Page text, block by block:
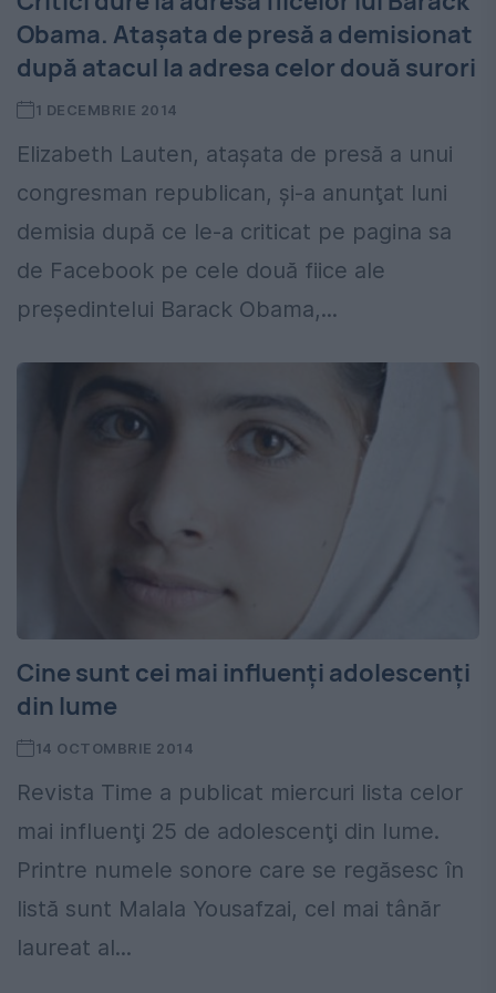
Obama. Ataşata de presă a demisionat
după atacul la adresa celor două surori
1 DECEMBRIE 2014
Elizabeth Lauten, ataşata de presă a unui
congresman republican, şi-a anunţat luni
demisia după ce le-a criticat pe pagina sa
de Facebook pe cele două fiice ale
preşedintelui Barack Obama,...
Cine sunt cei mai influenţi adolescenţi
din lume
14 OCTOMBRIE 2014
Revista Time a publicat miercuri lista celor
mai influenţi 25 de adolescenţi din lume.
Printre numele sonore care se regăsesc în
listă sunt Malala Yousafzai, cel mai tânăr
laureat al...